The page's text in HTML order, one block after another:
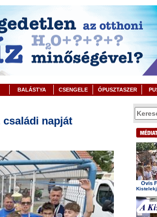
BALÁSTYA CSENGELE ÓPUSZTASZER
Ovis
családi napját